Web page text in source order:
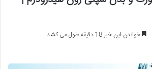
خواندن این خبر 18 دقیقه طول می کشد